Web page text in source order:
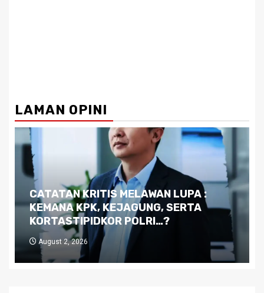
LAMAN OPINI
Dilema Kaltim di Tengah Krisis:
Kutukan Sumber Daya Alam dan
Pemimpin yang Tak Kreatif
July 29, 2026